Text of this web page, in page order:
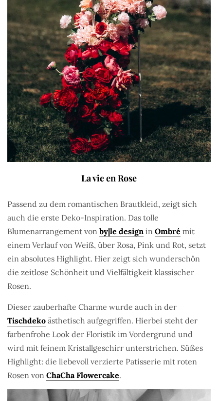
La vie en Rose
Passend zu dem romantischen Brautkleid, zeigt sich
auch die erste Deko-Inspiration. Das tolle
Blumenarrangement von by|le design in Ombré mit
einem Verlauf von Weiß, über Rosa, Pink und Rot, setzt
ein absolutes Highlight. Hier zeigt sich wunderschön
die zeitlose Schönheit und Vielfältigkeit klassischer
Rosen.
Dieser zauberhafte Charme wurde auch in der
Tischdeko ästhetisch aufgegriffen. Hierbei steht der
farbenfrohe Look der Floristik im Vordergrund und
wird mit feinem Kristallgeschirr unterstrichen. Süßes
Highlight: die liebevoll verzierte Patisserie mit roten
Rosen von ChaCha Flowercake.